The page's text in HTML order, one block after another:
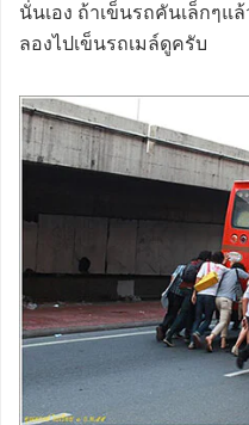
นั่นเอง ถ้าเข็นรถคันเล็กๆแ
ลองไปเข็นรถเมล์ดูครับ